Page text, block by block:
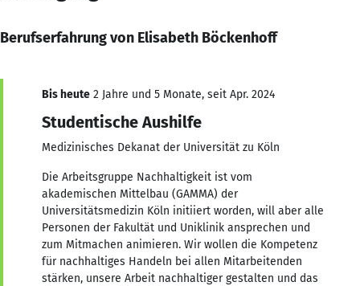
Berufserfahrung von Elisabeth Böckenhoff
Bis heute 2 Jahre und 5 Monate, seit Apr. 2024
Studentische Aushilfe
Medizinisches Dekanat der Universität zu Köln
Die Arbeitsgruppe Nachhaltigkeit ist vom
akademischen Mittelbau (GAMMA) der
Universitätsmedizin Köln initiiert worden, will aber alle
Personen der Fakultät und Uniklinik ansprechen und
zum Mitmachen animieren. Wir wollen die Kompetenz
für nachhaltiges Handeln bei allen Mitarbeitenden
stärken, unsere Arbeit nachhaltiger gestalten und das